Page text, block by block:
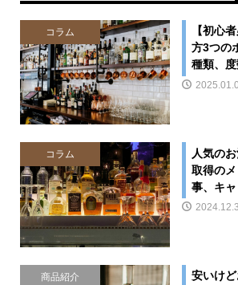
コラム
【初心
方3つの
種類、
コラム
人気の
取得の
事、キ
商品紹介
安いけ